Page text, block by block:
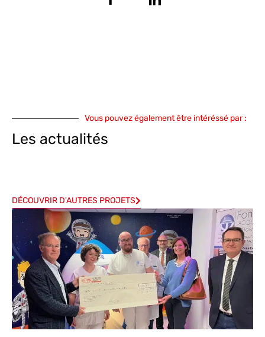
Vous pouvez également être intéréssé par :
Les actualités
DÉCOUVRIR D'AUTRES PROJETS